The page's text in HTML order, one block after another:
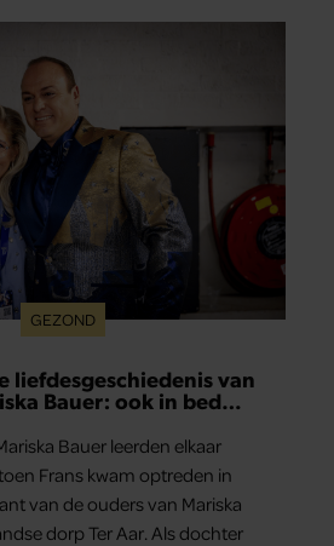
GEZOND
liefdesgeschiedenis van
Bauer: ook in bed
Bauer leerden elkaar
Frans kwam optreden in
van de ouders van Mariska
dorp Ter Aar. Als dochter